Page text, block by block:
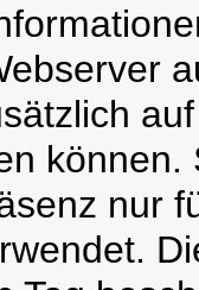
können.
nur